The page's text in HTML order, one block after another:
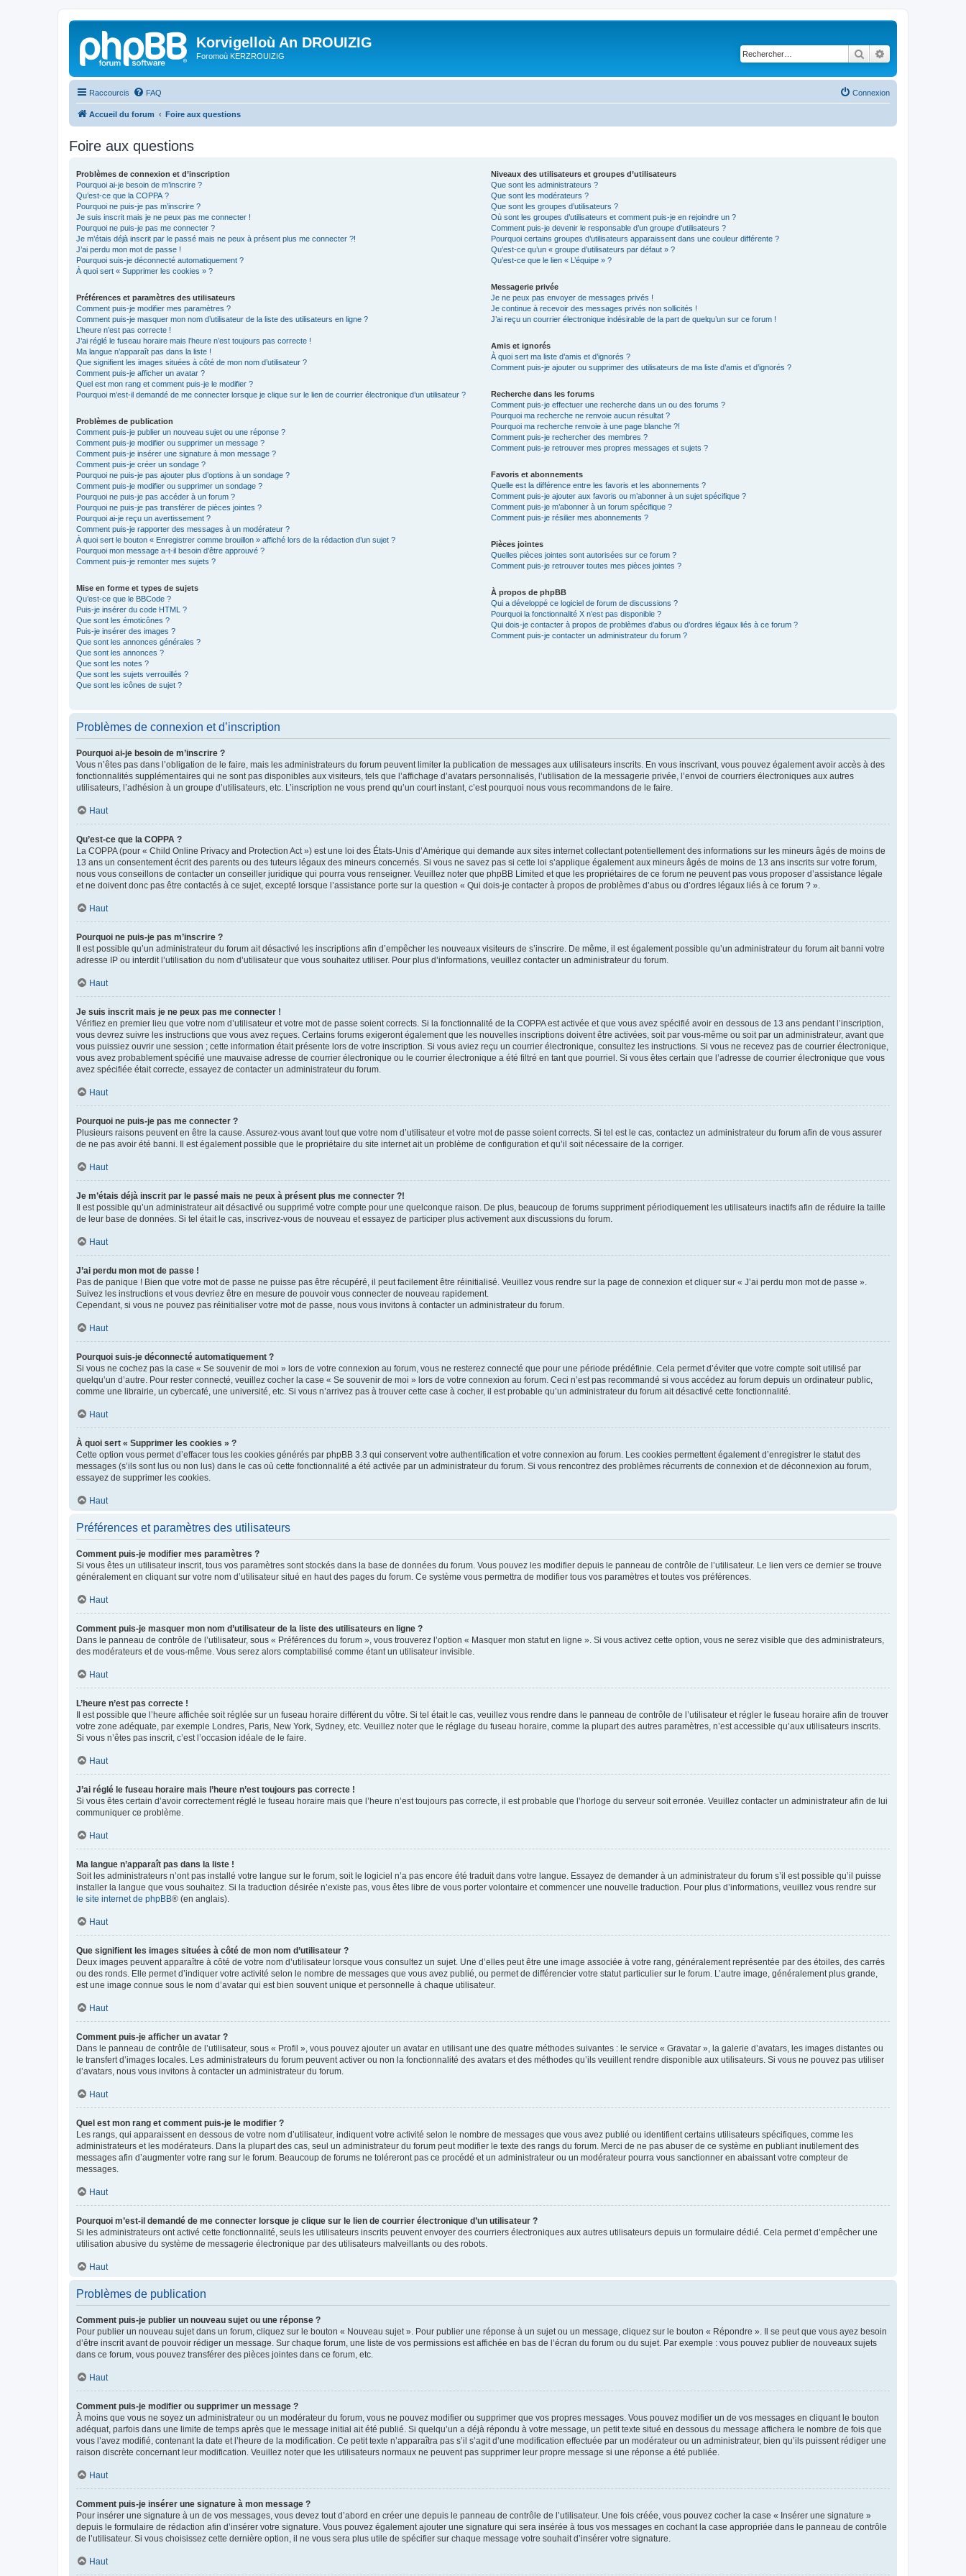
Korvigelloù An DROUIZIG
Foromoù KERZROUIZIG Rechercher
Raccourcis FAQ Connexion
Accueil du forum Foire aux questions
Foire aux questions
Problèmes de connexion et d’inscription
Pourquoi ai-je besoin de m’inscrire ?
Qu’est-ce que la COPPA ?
Pourquoi ne puis-je pas m’inscrire ?
Je suis inscrit mais je ne peux pas me connecter !
Pourquoi ne puis-je pas me connecter ?
Je m’étais déjà inscrit par le passé mais ne peux à présent plus me connecter ?!
J’ai perdu mon mot de passe !
Pourquoi suis-je déconnecté automatiquement ?
À quoi sert « Supprimer les cookies » ?
Préférences et paramètres des utilisateurs
Comment puis-je modifier mes paramètres ?
Comment puis-je masquer mon nom d’utilisateur de la liste des utilisateurs en ligne ?
L’heure n’est pas correcte !
J’ai réglé le fuseau horaire mais l’heure n’est toujours pas correcte !
Ma langue n’apparaît pas dans la liste !
Que signifient les images situées à côté de mon nom d’utilisateur ?
Comment puis-je afficher un avatar ?
Quel est mon rang et comment puis-je le modifier ?
Pourquoi m’est-il demandé de me connecter lorsque je clique sur le lien de courrier électronique d’un utilisateur ?
Problèmes de publication
Comment puis-je publier un nouveau sujet ou une réponse ?
Comment puis-je modifier ou supprimer un message ?
Comment puis-je insérer une signature à mon message ?
Comment puis-je créer un sondage ?
Pourquoi ne puis-je pas ajouter plus d’options à un sondage ?
Comment puis-je modifier ou supprimer un sondage ?
Pourquoi ne puis-je pas accéder à un forum ?
Pourquoi ne puis-je pas transférer de pièces jointes ?
Pourquoi ai-je reçu un avertissement ?
Comment puis-je rapporter des messages à un modérateur ?
À quoi sert le bouton « Enregistrer comme brouillon » affiché lors de la rédaction d’un sujet ?
Pourquoi mon message a-t-il besoin d’être approuvé ?
Comment puis-je remonter mes sujets ?
Mise en forme et types de sujets
Qu’est-ce que le BBCode ?
Puis-je insérer du code HTML ?
Que sont les émoticônes ?
Puis-je insérer des images ?
Que sont les annonces générales ?
Que sont les annonces ?
Que sont les notes ?
Que sont les sujets verrouillés ?
Que sont les icônes de sujet ?
Niveaux des utilisateurs et groupes d’utilisateurs
Que sont les administrateurs ?
Que sont les modérateurs ?
Que sont les groupes d’utilisateurs ?
Où sont les groupes d’utilisateurs et comment puis-je en rejoindre un ?
Comment puis-je devenir le responsable d’un groupe d’utilisateurs ?
Pourquoi certains groupes d’utilisateurs apparaissent dans une couleur différente ?
Qu’est-ce qu’un « groupe d’utilisateurs par défaut » ?
Qu’est-ce que le lien « L’équipe » ?
Messagerie privée
Je ne peux pas envoyer de messages privés !
Je continue à recevoir des messages privés non sollicités !
J’ai reçu un courrier électronique indésirable de la part de quelqu’un sur ce forum !
Amis et ignorés
À quoi sert ma liste d’amis et d’ignorés ?
Comment puis-je ajouter ou supprimer des utilisateurs de ma liste d’amis et d’ignorés ?
Recherche dans les forums
Comment puis-je effectuer une recherche dans un ou des forums ?
Pourquoi ma recherche ne renvoie aucun résultat ?
Pourquoi ma recherche renvoie à une page blanche ?!
Comment puis-je rechercher des membres ?
Comment puis-je retrouver mes propres messages et sujets ?
Favoris et abonnements
Quelle est la différence entre les favoris et les abonnements ?
Comment puis-je ajouter aux favoris ou m’abonner à un sujet spécifique ?
Comment puis-je m’abonner à un forum spécifique ?
Comment puis-je résilier mes abonnements ?
Pièces jointes
Quelles pièces jointes sont autorisées sur ce forum ?
Comment puis-je retrouver toutes mes pièces jointes ?
À propos de phpBB
Qui a développé ce logiciel de forum de discussions ?
Pourquoi la fonctionnalité X n’est pas disponible ?
Qui dois-je contacter à propos de problèmes d’abus ou d’ordres légaux liés à ce forum ?
Comment puis-je contacter un administrateur du forum ?
Problèmes de connexion et d’inscription
Pourquoi ai-je besoin de m’inscrire ?
Vous n’êtes pas dans l’obligation de le faire, mais les administrateurs du forum peuvent limiter la publication de messages aux utilisateurs inscrits. En vous inscrivant, vous pouvez également avoir accès à des
fonctionnalités supplémentaires qui ne sont pas disponibles aux visiteurs, tels que l’affichage d’avatars personnalisés, l’utilisation de la messagerie privée, l’envoi de courriers électroniques aux autres
utilisateurs, l’adhésion à un groupe d’utilisateurs, etc. L’inscription ne vous prend qu’un court instant, c’est pourquoi nous vous recommandons de le faire.
Haut
Qu’est-ce que la COPPA ?
La COPPA (pour « Child Online Privacy and Protection Act ») est une loi des États-Unis d’Amérique qui demande aux sites internet collectant potentiellement des informations sur les mineurs âgés de moins de
13 ans un consentement écrit des parents ou des tuteurs légaux des mineurs concernés. Si vous ne savez pas si cette loi s’applique également aux mineurs âgés de moins de 13 ans inscrits sur votre forum,
nous vous conseillons de contacter un conseiller juridique qui pourra vous renseigner. Veuillez noter que phpBB Limited et que les propriétaires de ce forum ne peuvent pas vous proposer d’assistance légale
et ne doivent donc pas être contactés à ce sujet, excepté lorsque l’assistance porte sur la question « Qui dois-je contacter à propos de problèmes d’abus ou d’ordres légaux liés à ce forum ? ».
Haut
Pourquoi ne puis-je pas m’inscrire ?
Il est possible qu’un administrateur du forum ait désactivé les inscriptions afin d’empêcher les nouveaux visiteurs de s’inscrire. De même, il est également possible qu’un administrateur du forum ait banni votre
adresse IP ou interdit l’utilisation du nom d’utilisateur que vous souhaitez utiliser. Pour plus d’informations, veuillez contacter un administrateur du forum.
Haut
Je suis inscrit mais je ne peux pas me connecter !
Vérifiez en premier lieu que votre nom d’utilisateur et votre mot de passe soient corrects. Si la fonctionnalité de la COPPA est activée et que vous avez spécifié avoir en dessous de 13 ans pendant l’inscription,
vous devrez suivre les instructions que vous avez reçues. Certains forums exigeront également que les nouvelles inscriptions doivent être activées, soit par vous-même ou soit par un administrateur, avant que
vous puissiez ouvrir une session ; cette information était présente lors de votre inscription. Si vous aviez reçu un courrier électronique, consultez les instructions. Si vous ne recevez pas de courrier électronique,
vous avez probablement spécifié une mauvaise adresse de courrier électronique ou le courrier électronique a été filtré en tant que pourriel. Si vous êtes certain que l’adresse de courrier électronique que vous
avez spécifiée était correcte, essayez de contacter un administrateur du forum.
Haut
Pourquoi ne puis-je pas me connecter ?
Plusieurs raisons peuvent en être la cause. Assurez-vous avant tout que votre nom d’utilisateur et votre mot de passe soient corrects. Si tel est le cas, contactez un administrateur du forum afin de vous assurer
de ne pas avoir été banni. Il est également possible que le propriétaire du site internet ait un problème de configuration et qu’il soit nécessaire de la corriger.
Haut
Je m’étais déjà inscrit par le passé mais ne peux à présent plus me connecter ?!
Il est possible qu’un administrateur ait désactivé ou supprimé votre compte pour une quelconque raison. De plus, beaucoup de forums suppriment périodiquement les utilisateurs inactifs afin de réduire la taille
de leur base de données. Si tel était le cas, inscrivez-vous de nouveau et essayez de participer plus activement aux discussions du forum.
Haut
J’ai perdu mon mot de passe !
Pas de panique ! Bien que votre mot de passe ne puisse pas être récupéré, il peut facilement être réinitialisé. Veuillez vous rendre sur la page de connexion et cliquer sur « J’ai perdu mon mot de passe ».
Suivez les instructions et vous devriez être en mesure de pouvoir vous connecter de nouveau rapidement.
Cependant, si vous ne pouvez pas réinitialiser votre mot de passe, nous vous invitons à contacter un administrateur du forum.
Haut
Pourquoi suis-je déconnecté automatiquement ?
Si vous ne cochez pas la case « Se souvenir de moi » lors de votre connexion au forum, vous ne resterez connecté que pour une période prédéfinie. Cela permet d’éviter que votre compte soit utilisé par
quelqu’un d’autre. Pour rester connecté, veuillez cocher la case « Se souvenir de moi » lors de votre connexion au forum. Ceci n’est pas recommandé si vous accédez au forum depuis un ordinateur public,
comme une librairie, un cybercafé, une université, etc. Si vous n’arrivez pas à trouver cette case à cocher, il est probable qu’un administrateur du forum ait désactivé cette fonctionnalité.
Haut
À quoi sert « Supprimer les cookies » ?
Cette option vous permet d’effacer tous les cookies générés par phpBB 3.3 qui conservent votre authentification et votre connexion au forum. Les cookies permettent également d’enregistrer le statut des
messages (s’ils sont lus ou non lus) dans le cas où cette fonctionnalité a été activée par un administrateur du forum. Si vous rencontrez des problèmes récurrents de connexion et de déconnexion au forum,
essayez de supprimer les cookies.
Haut
Préférences et paramètres des utilisateurs
Comment puis-je modifier mes paramètres ?
Si vous êtes un utilisateur inscrit, tous vos paramètres sont stockés dans la base de données du forum. Vous pouvez les modifier depuis le panneau de contrôle de l’utilisateur. Le lien vers ce dernier se trouve
généralement en cliquant sur votre nom d’utilisateur situé en haut des pages du forum. Ce système vous permettra de modifier tous vos paramètres et toutes vos préférences.
Haut
Comment puis-je masquer mon nom d’utilisateur de la liste des utilisateurs en ligne ?
Dans le panneau de contrôle de l’utilisateur, sous « Préférences du forum », vous trouverez l’option « Masquer mon statut en ligne ». Si vous activez cette option, vous ne serez visible que des administrateurs,
des modérateurs et de vous-même. Vous serez alors comptabilisé comme étant un utilisateur invisible.
Haut
L’heure n’est pas correcte !
Il est possible que l’heure affichée soit réglée sur un fuseau horaire différent du vôtre. Si tel était le cas, veuillez vous rendre dans le panneau de contrôle de l’utilisateur et régler le fuseau horaire afin de trouver
votre zone adéquate, par exemple Londres, Paris, New York, Sydney, etc. Veuillez noter que le réglage du fuseau horaire, comme la plupart des autres paramètres, n’est accessible qu’aux utilisateurs inscrits.
Si vous n’êtes pas inscrit, c’est l’occasion idéale de le faire.
Haut
J’ai réglé le fuseau horaire mais l’heure n’est toujours pas correcte !
Si vous êtes certain d’avoir correctement réglé le fuseau horaire mais que l’heure n’est toujours pas correcte, il est probable que l’horloge du serveur soit erronée. Veuillez contacter un administrateur afin de lui
communiquer ce problème.
Haut
Ma langue n’apparaît pas dans la liste !
Soit les administrateurs n’ont pas installé votre langue sur le forum, soit le logiciel n’a pas encore été traduit dans votre langue. Essayez de demander à un administrateur du forum s’il est possible qu’il puisse
installer la langue que vous souhaitez. Si la traduction désirée n’existe pas, vous êtes libre de vous porter volontaire et commencer une nouvelle traduction. Pour plus d’informations, veuillez vous rendre sur
le site internet de phpBB® (en anglais).
Haut
Que signifient les images situées à côté de mon nom d’utilisateur ?
Deux images peuvent apparaître à côté de votre nom d’utilisateur lorsque vous consultez un sujet. Une d’elles peut être une image associée à votre rang, généralement représentée par des étoiles, des carrés
ou des ronds. Elle permet d’indiquer votre activité selon le nombre de messages que vous avez publié, ou permet de différencier votre statut particulier sur le forum. L’autre image, généralement plus grande,
est une image connue sous le nom d’avatar qui est bien souvent unique et personnelle à chaque utilisateur.
Haut
Comment puis-je afficher un avatar ?
Dans le panneau de contrôle de l’utilisateur, sous « Profil », vous pouvez ajouter un avatar en utilisant une des quatre méthodes suivantes : le service « Gravatar », la galerie d’avatars, les images distantes ou
le transfert d’images locales. Les administrateurs du forum peuvent activer ou non la fonctionnalité des avatars et des méthodes qu’ils veuillent rendre disponible aux utilisateurs. Si vous ne pouvez pas utiliser
d’avatars, nous vous invitons à contacter un administrateur du forum.
Haut
Quel est mon rang et comment puis-je le modifier ?
Les rangs, qui apparaissent en dessous de votre nom d’utilisateur, indiquent votre activité selon le nombre de messages que vous avez publié ou identifient certains utilisateurs spécifiques, comme les
administrateurs et les modérateurs. Dans la plupart des cas, seul un administrateur du forum peut modifier le texte des rangs du forum. Merci de ne pas abuser de ce système en publiant inutilement des
messages afin d’augmenter votre rang sur le forum. Beaucoup de forums ne toléreront pas ce procédé et un administrateur ou un modérateur pourra vous sanctionner en abaissant votre compteur de
messages.
Haut
Pourquoi m’est-il demandé de me connecter lorsque je clique sur le lien de courrier électronique d’un utilisateur ?
Si les administrateurs ont activé cette fonctionnalité, seuls les utilisateurs inscrits peuvent envoyer des courriers électroniques aux autres utilisateurs depuis un formulaire dédié. Cela permet d’empêcher une
utilisation abusive du système de messagerie électronique par des utilisateurs malveillants ou des robots.
Haut
Problèmes de publication
Comment puis-je publier un nouveau sujet ou une réponse ?
Pour publier un nouveau sujet dans un forum, cliquez sur le bouton « Nouveau sujet ». Pour publier une réponse à un sujet ou un message, cliquez sur le bouton « Répondre ». Il se peut que vous ayez besoin
d’être inscrit avant de pouvoir rédiger un message. Sur chaque forum, une liste de vos permissions est affichée en bas de l’écran du forum ou du sujet. Par exemple : vous pouvez publier de nouveaux sujets
dans ce forum, vous pouvez transférer des pièces jointes dans ce forum, etc.
Haut
Comment puis-je modifier ou supprimer un message ?
À moins que vous ne soyez un administrateur ou un modérateur du forum, vous ne pouvez modifier ou supprimer que vos propres messages. Vous pouvez modifier un de vos messages en cliquant le bouton
adéquat, parfois dans une limite de temps après que le message initial ait été publié. Si quelqu’un a déjà répondu à votre message, un petit texte situé en dessous du message affichera le nombre de fois que
vous l’avez modifié, contenant la date et l’heure de la modification. Ce petit texte n’apparaîtra pas s’il s’agit d’une modification effectuée par un modérateur ou un administrateur, bien qu’ils puissent rédiger une
raison discrète concernant leur modification. Veuillez noter que les utilisateurs normaux ne peuvent pas supprimer leur propre message si une réponse a été publiée.
Haut
Comment puis-je insérer une signature à mon message ?
Pour insérer une signature à un de vos messages, vous devez tout d’abord en créer une depuis le panneau de contrôle de l’utilisateur. Une fois créée, vous pouvez cocher la case « Insérer une signature »
depuis le formulaire de rédaction afin d’insérer votre signature. Vous pouvez également ajouter une signature qui sera insérée à tous vos messages en cochant la case appropriée dans le panneau de contrôle
de l’utilisateur. Si vous choisissez cette dernière option, il ne vous sera plus utile de spécifier sur chaque message votre souhait d’insérer votre signature.
Haut